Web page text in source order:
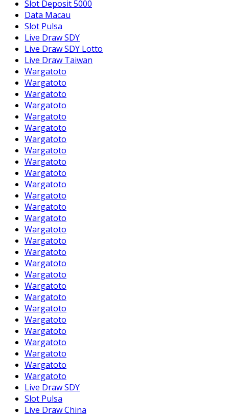
Slot Deposit 5000
Data Macau
Slot Pulsa
Live Draw SDY
Live Draw SDY Lotto
Live Draw Taiwan
Wargatoto
Wargatoto
Wargatoto
Wargatoto
Wargatoto
Wargatoto
Wargatoto
Wargatoto
Wargatoto
Wargatoto
Wargatoto
Wargatoto
Wargatoto
Wargatoto
Wargatoto
Wargatoto
Wargatoto
Wargatoto
Wargatoto
Wargatoto
Wargatoto
Wargatoto
Wargatoto
Wargatoto
Wargatoto
Wargatoto
Wargatoto
Wargatoto
Live Draw SDY
Slot Pulsa
Live Draw China